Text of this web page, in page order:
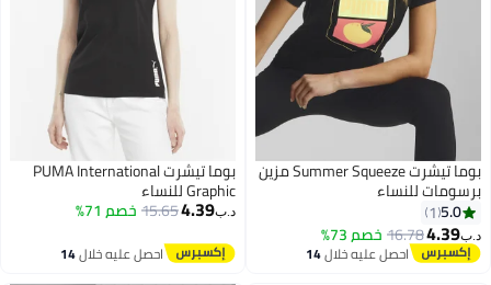
بوما تيشرت Summer Squeeze مزين
للنساء
5.0
1
4.39
16.78خصم 73%
احصل عليه خلال14
اغسطس
بوما تيشرت PUMA International
Graphic للنساء
4.39
15.65خصم 71%
احصل عليه خلال14
اغسطس